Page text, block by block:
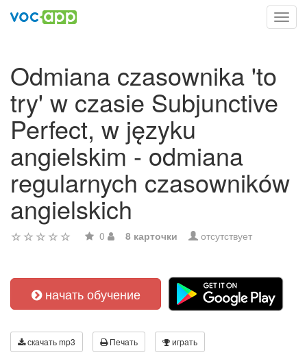
Odmiana czasownika 'to
try' w czasie Subjunctive
Perfect, w języku
angielskim - odmiana
regularnych czasowników
angielskich
0 8 карточки отсутствует
начать обучение
скачать mp3 Печать играть